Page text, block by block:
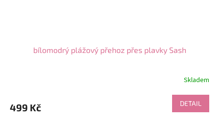
bílomodrý plážový přehoz přes plavky Sash
Skladem
499 Kč DETAIL